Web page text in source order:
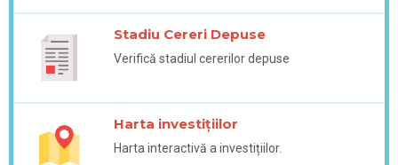
Stadiu Cereri Depuse
Verifică stadiul cererilor depuse
Harta investițiilor
Harta interactivă a investițiilor.